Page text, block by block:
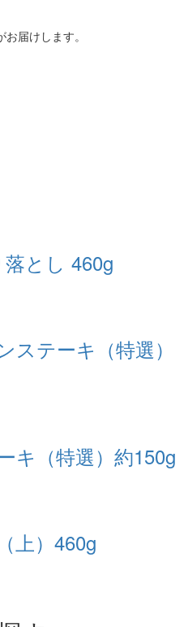
届けします。
とし 460g
ステーキ（特選）
キ（特選）約150g
上）460g